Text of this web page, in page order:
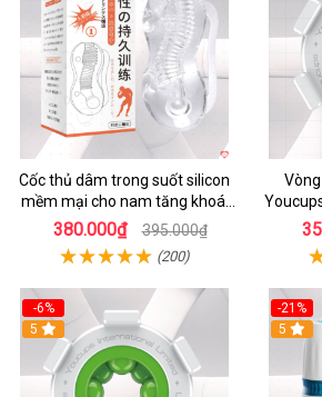
Cốc thủ dâm trong suốt silicon
mềm mại cho nam tăng khoái
cảm
380.000₫ 395.000₫
(200)
-6%
5
-21%
5